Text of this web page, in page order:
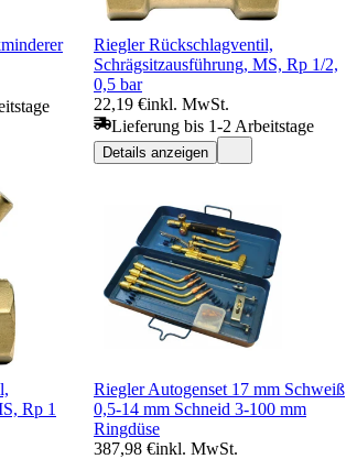
Riegler Rückschlagventil,
Schrägsitzausführung, MS, Rp 1/2,
0,5 bar
22,19 €inkl. MwSt.
Lieferung bis 1-2 Arbeitstage
Details anzeigen
Rp 1
Riegler Autogenset 17 mm Schweiß
0,5-14 mm Schneid 3-100 mm
Ringdüse
387,98 €inkl. MwSt.